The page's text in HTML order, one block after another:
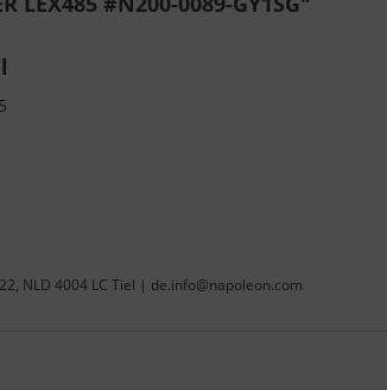
NLD 4004 LC Tiel | de.info@napoleon.com